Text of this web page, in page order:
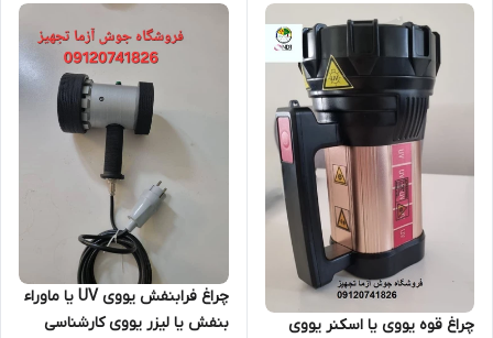
چراغ قوه یووی یا اسکنر یووی
چراغ فرابنفش یووی UV یا ماوراء
بنفش یا لیزر یووی کارشناسی